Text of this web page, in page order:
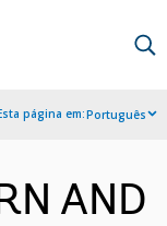
página em:Português
AND